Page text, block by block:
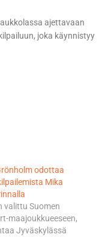
ajettavaan
joka käynnistyy
odottaa
Mika
valittu Suomen
maajoukkueeseen,
Jyväskylässä